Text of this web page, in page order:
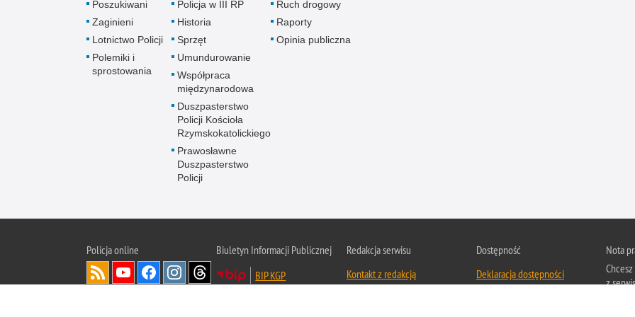
Poszukiwani
Zaginieni
Lotnictwo Policji
Polemiki i
sprostowania
Policja w III RP
Historia
Sprzęt
Umundurowanie
Współpraca
międzynarodowa
Duszpasterstwo
Policji Kościoła
Rzymskokatolickiego
Prawosławne
Duszpasterstwo
Policji
Ruch drogowy
Raporty
Opinia publiczna
Policjaonline
Biuletyn Informacji Publicznej
BIP KGP
Redakcja serwisu
Kontakt z redakcją
Dostępność
Deklaracja dostępności
Nota
z